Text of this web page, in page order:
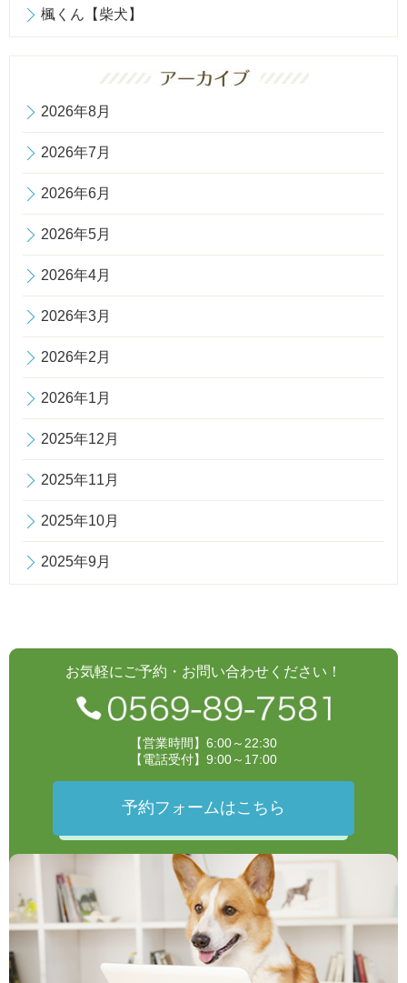
楓くん【柴犬】
2026年8月
2026年7月
2026年6月
2026年5月
2026年4月
2026年3月
2026年2月
2026年1月
2025年12月
2025年11月
2025年10月
2025年9月
お気軽にご予約・お問い合わせください！
【営業時間】6:00～22:30
【電話受付】9:00～17:00
予約フォームはこちら